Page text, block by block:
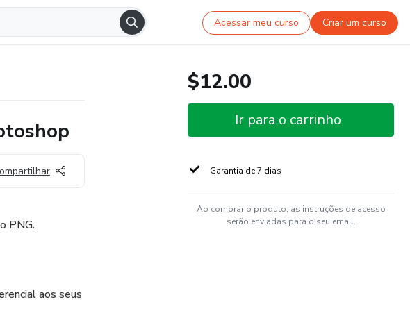
Acessar meu curso Criar um curso
PNG.
aos seus
$12.00
Ir para o carrinho
Garantia de 7 dias
Ao comprar o produto, as instruções de acesso
serão enviadas para o seu email.